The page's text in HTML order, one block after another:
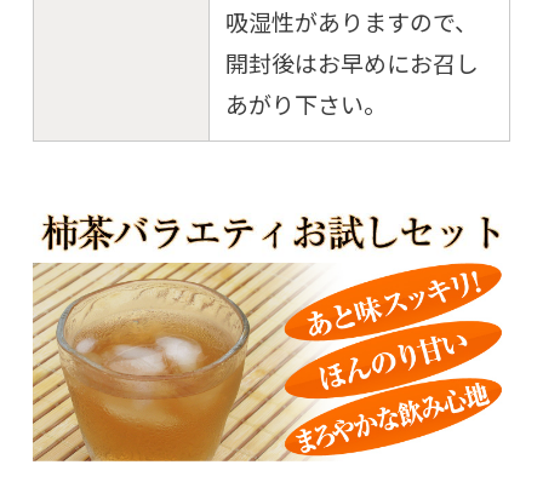
吸湿性がありますので、
開封後はお早めにお召し
あがり下さい。